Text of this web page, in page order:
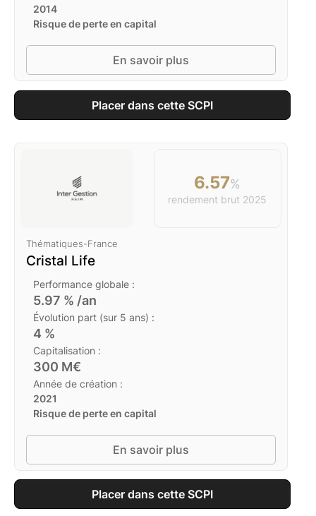
2014
Risque de perte en capital
En savoir plus
Placer dans cette SCPI
6.57%
rendement brut 2025
Thématiques-France
Cristal Life
Performance globale :
5.97 % /an
Évolution part (sur 5 ans) :
4 %
Capitalisation :
300 M€
Année de création :
2021
Risque de perte en capital
En savoir plus
Placer dans cette SCPI